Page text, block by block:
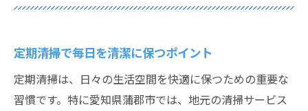
定期清掃で毎日を清潔に保つポイント
定期清掃は、日々の生活空間を快適に保つための重要な
習慣です。特に愛知県蒲郡市では、地元の清掃サービス